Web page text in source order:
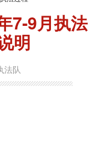
7-9月执法
明
法队